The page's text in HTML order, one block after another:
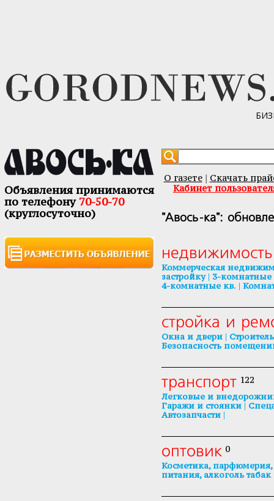
Объявления принимаются
по телефону70-50-70
(круглосуточно)
О газете| Скачать
Кабинет
"Авось-ка":
недвижимость
Коммерческая
застройку | 3-комнатные
4-комнатные кв. |
стройка и
Окна и двери |
Безопасность
транспорт 122
Легковые и
Гаражи и стоянки |
Автозапчасти |
оптовик 0
Косметика,
питания, алкоголь табак